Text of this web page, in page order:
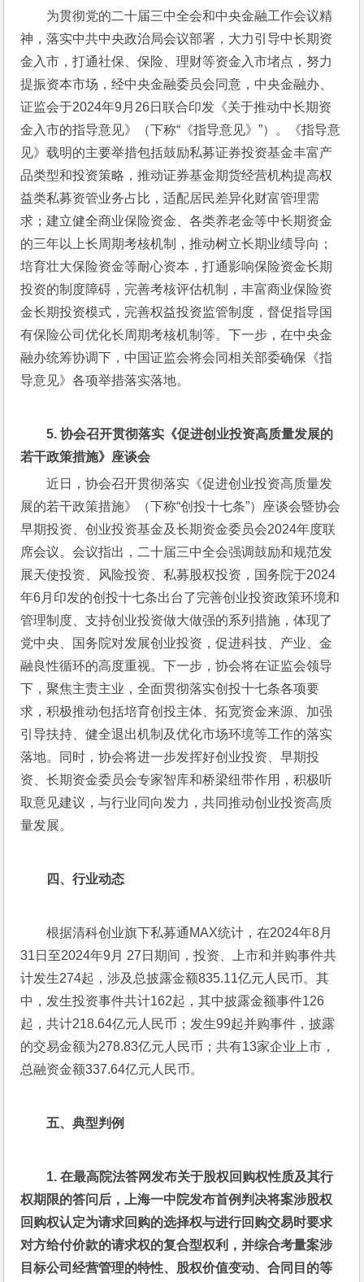
为贯彻党的二十届三中全会和中央金融工作会议精
神，落实中共中央政治局会议部署，大力引导中长期资
金入市，打通社保、保险、理财等资金入市堵点，努力
提振资本市场，经中央金融委员会同意，中央金融办、
证监会于2024年9月26日联合印发《关于推动中长期资
金入市的指导意见》（下称“《指导意见》”）。《指导意
见》载明的主要举措包括鼓励私募证券投资基金丰富产
品类型和投资策略，推动证券基金期货经营机构提高权
益类私募资管业务占比，适配居民差异化财富管理需
求；建立健全商业保险资金、各类养老金等中长期资金
的三年以上长周期考核机制，推动树立长期业绩导向；
培育壮大保险资金等耐心资本，打通影响保险资金长期
投资的制度障碍，完善考核评估机制，丰富商业保险资
金长期投资模式，完善权益投资监管制度，督促指导国
有保险公司优化长周期考核机制等。下一步，在中央金
融办统筹协调下，中国证监会将会同相关部委确保《指
导意见》各项举措落实落地。
5. 协会召开贯彻落实《促进创业投资高质量发展的
若干政策措施》座谈会
近日，协会召开贯彻落实《促进创业投资高质量发
展的若干政策措施》（下称“创投十七条”）座谈会暨协会
早期投资、创业投资基金及长期资金委员会2024年度联
席会议。会议指出，二十届三中全会强调鼓励和规范发
展天使投资、风险投资、私募股权投资，国务院于2024
年6月印发的创投十七条出台了完善创业投资政策环境和
管理制度、支持创业投资做大做强的系列措施，体现了
党中央、国务院对发展创业投资，促进科技、产业、金
融良性循环的高度重视。下一步，协会将在证监会领导
下，聚焦主责主业，全面贯彻落实创投十七条各项要
求，积极推动包括培育创投主体、拓宽资金来源、加强
引导扶持、健全退出机制及优化市场环境等工作的落实
落地。同时，协会将进一步发挥好创业投资、早期投
资、长期资金委员会专家智库和桥梁纽带作用，积极听
取意见建议，与行业同向发力，共同推动创业投资高质
量发展。
四、行业动态
根据清科创业旗下私募通MAX统计，在2024年8月
31日至2024年9月 27日期间，投资、上市和并购事件共
计发生274起，涉及总披露金额835.11亿元人民币。其
中，发生投资事件共计162起，其中披露金额事件126
起，共计218.64亿元人民币；发生99起并购事件，披露
的交易金额为278.83亿元人民币；共有13家企业上市，
总融资金额337.64亿元人民币。
五、典型判例
1. 在最高院法答网发布关于股权回购权性质及其行
权期限的答问后，上海一中院发布首例判决将案涉股权
回购权认定为请求回购的选择权与进行回购交易时要求
对方给付价款的请求权的复合型权利，并综合考量案涉
目标公司经营管理的特性、股权价值变动、合同目的等